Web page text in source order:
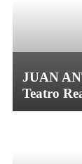
JUAN
Teatro